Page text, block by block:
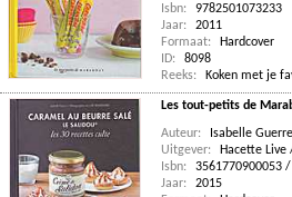
Isbn:
9782501073233
Jaar:
2011
Formaat:
Hardcover
ID:
8098
Reeks:
Koken met je
Les tout-petits de
Auteur:
Isabelle Guerre
Uitgever:
Hacette
Isbn:
3561770900053
Jaar:
2015